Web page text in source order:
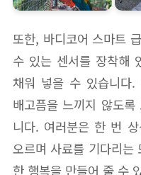
또한, 바디코어 스마트
수 있는 센서를 장착해
채워 넣을 수 있습니다.
배고픔을 느끼지 않도
니다. 여러분은 한 번
오르며 사료를 기다리는
한 행복을 만들어 줄 수